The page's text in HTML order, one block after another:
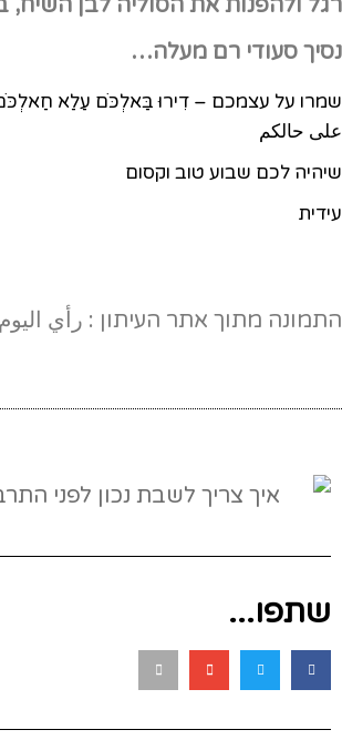
רגל ולהפנות את הסוליה לבן
נסיך סעודי רם מעלה…
שמרו על עצמכם – דִירוּ בַּאלְכֹּם עַלַא חַאלְכֹּם-
على حالكم
שיהיה לכם שבוע טוב וקסום
עידית
התמונה מתוך אתר העיתון : رأي اليوم
שתפו...